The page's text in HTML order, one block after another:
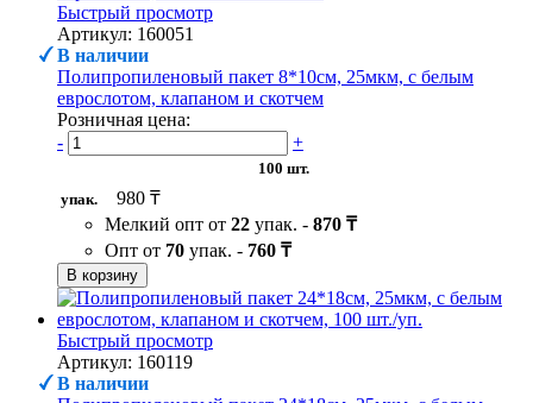
Быстрый просмотр
Артикул: 160051
В наличии
Полипропиленовый пакет 8*10см, 25мкм, с белым
еврослотом, клапаном и скотчем
Розничная цена:
-
+
100 шт.
упак.
980 ₸
Мелкий опт от 22 упак. - 870 ₸
Опт от 70 упак. - 760 ₸
В корзину
Быстрый просмотр
Артикул: 160119
В наличии